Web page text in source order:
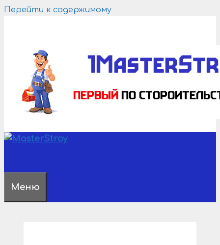
Перейти к содержимому
Меню